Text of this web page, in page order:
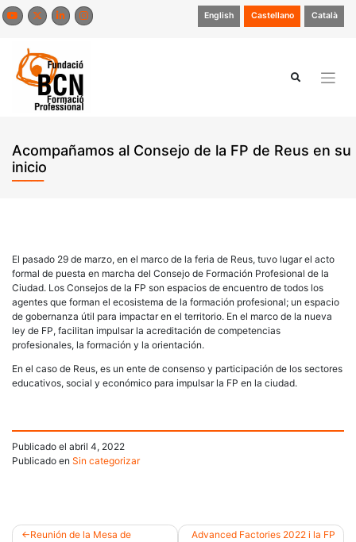
Saltar
al
English Castellano Català
Acompañamos al Consejo de la FP de Reus en su
inicio
El pasado 29 de marzo, en el marco de la feria de Reus, tuvo lugar el acto
formal de puesta en marcha del Consejo de Formación Profesional de la
Ciudad. Los Consejos de la FP son espacios de encuentro de todos los
agentes que forman el ecosistema de la formación profesional; un espacio
de gobernanza útil para impactar en el territorio. En el marco de la nueva
ley de FP, facilitan impulsar la acreditación de competencias
profesionales, la formación y la orientación.
En el caso de Reus, es un ente de consenso y participación de los sectores
educativos, social y económico para impulsar la FP en la ciudad.
Publicado el abril 4, 2022
Publicado en Sin categorizar
Reunión de la Mesa de
Advanced Factories 2022 i la FP